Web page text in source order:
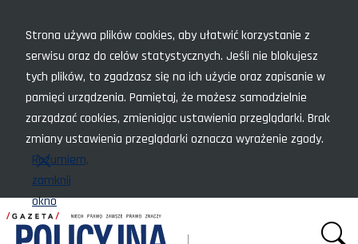
Strona używa plików cookies, aby ułatwić korzystanie z
serwisu oraz do celów statystycznych. Jeśli nie blokujesz
tych plików, to zgadzasz się na ich użycie oraz zapisanie w
pamięci urządzenia. Pamiętaj, że możesz samodzielnie
zarządzać cookies, zmieniając ustawienia przeglądarki. Brak
zmiany ustawienia przeglądarki oznacza wyrażenie zgody.
Rozumiem,
zamknij
okno